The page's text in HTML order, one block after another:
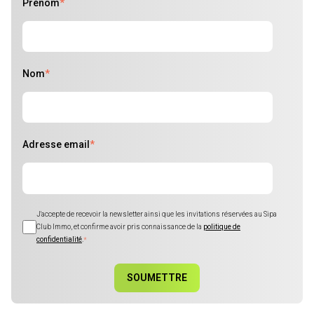
Prénom*
Nom*
Adresse email *
J'accepte de recevoir la newsletter ainsi que les invitations réservées au Sipa
Club Immo, et confirme avoir pris connaissance de la politique de
confidentialité*